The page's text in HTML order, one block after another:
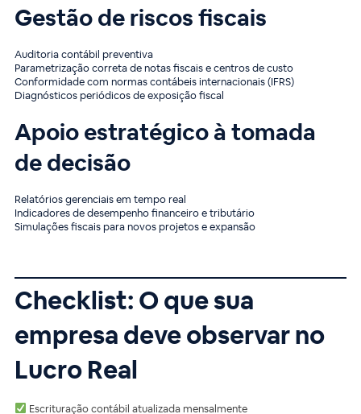
Gestão de riscos fiscais
Auditoria contábil preventiva
Parametrização correta de notas fiscais e centros de custo
Conformidade com normas contábeis internacionais (IFRS)
Diagnósticos periódicos de exposição fiscal
Apoio estratégico à tomada
de decisão
Relatórios gerenciais em tempo real
Indicadores de desempenho financeiro e tributário
Simulações fiscais para novos projetos e expansão
Checklist: O que sua
empresa deve observar no
Lucro Real
Escrituração contábil atualizada mensalmente